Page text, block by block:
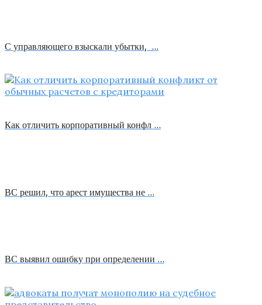
С управляющего взыскали убытки, …
Как отличить корпоративный конфл …
ВС решил, что арест имущества не …
ВС выявил ошибку при определении …